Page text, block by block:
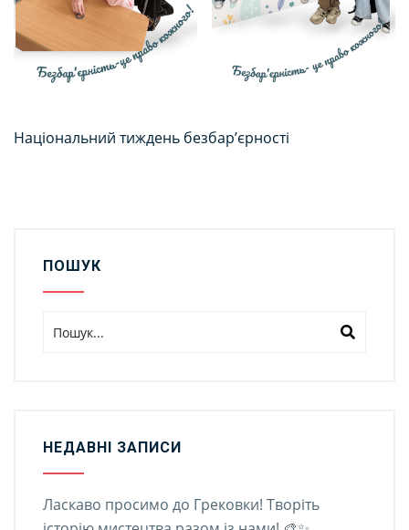
Національний тиждень безбар’єрності
ПОШУК
НЕДАВНІ ЗАПИСИ
Ласкаво просимо до Грековки! Творіть